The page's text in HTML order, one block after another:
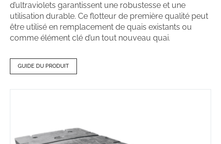
d’ultraviolets garantissent une robustesse et une
utilisation durable. Ce flotteur de première qualité peut
être utilisé en remplacement de quais existants ou
comme élément clé d’un tout nouveau quai.
GUIDE DU PRODUIT